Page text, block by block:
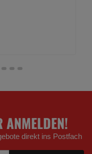
ANMELDEN!
direkt ins Postfach